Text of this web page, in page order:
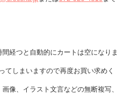
間経つと自動的にカートは空になりま
てしまいますので再度お買い求めく
像、イラスト文言などの無断複写、